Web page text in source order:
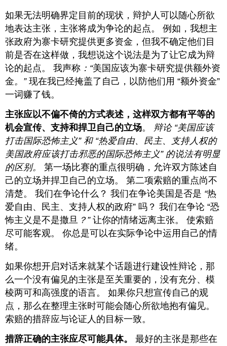
如果无法明确界定目前的现状，辩护人可以随心所欲
地表达主张，主张将成为争论的起点。 例如，我想主
张政府为寨卡研究提供更多资金，但我不确定他们目
前是否在这样做，我想说这个说法是为了让它成为辩
论的起点。 我声称 ：“美国应该为寨卡研究提供额外资
金。”现在我已经掩盖了自己，以防他们用 “额外资金”
一词赚了钱。
主张应以不偏不倚的方式表述，这样双方都有平等的
机会宣传、支持和捍卫自己的立场。 辩论 “美国应该
打击国际恐怖主义” 和 “热爱自由、民主、支持人权的
美国政府应该打击邪恶的国际恐怖主义” 的说法有明显
的区别。
第一场比赛的重点很明确，允许双方陈述自
己的立场并捍卫自己的立场。 第二项索赔的重点尚不
清楚。 我们在争论什么？ 我们在争论美国是否是 “热
爱自由、民主、支持人权的政府” 吗？ 我们在争论 “恐
怖主义是不是撒旦 ？”让你的情绪远离主张。 使索赔
尽可能客观。 你总是可以在实际争论中运用自己的情
绪。
如果你想开启对话来就某个话题进行建设性辩论，那
么一个没有偏见的主张是至关重要的，没有充分、模
棱两可和高强度的语言。 如果你只想宣传自己的观
点，那么在整理主张时可能会随心所欲地抱有偏见。
索赔的措辞应与论证人的目标一致。
措辞正确的主张应尽可能具体。最好的主张是那些在